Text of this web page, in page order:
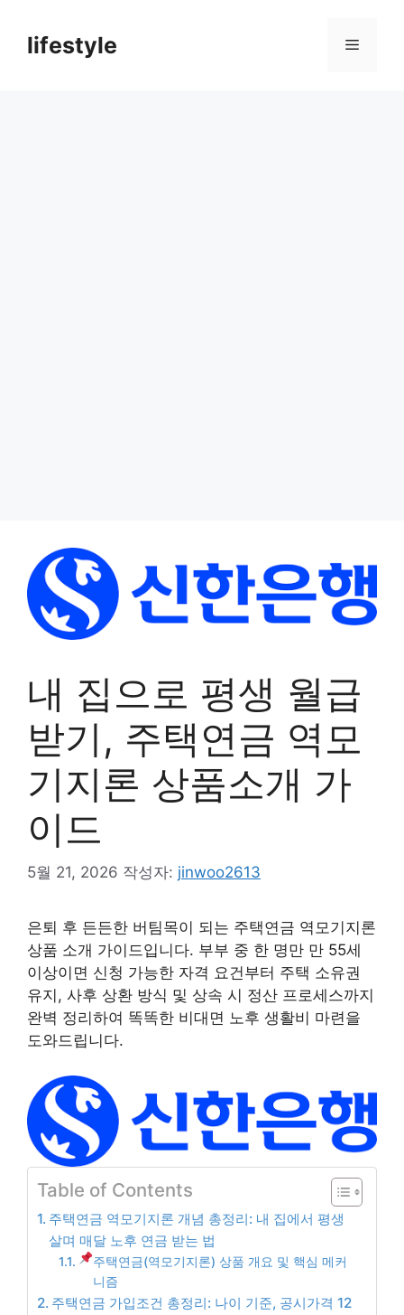
lifestyle 메
내 집으로 평생 월급
받기, 주택연금 역모
기지론 상품소개 가
이드
5월 21, 2026 작성자: jinwoo2613
은퇴 후 든든한 버팀목이 되는 주택연금 역모기지론
상품 소개 가이드입니다. 부부 중 한 명만 만 55세
이상이면 신청 가능한 자격 요건부터 주택 소유권
유지, 사후 상환 방식 및 상속 시 정산 프로세스까지
완벽 정리하여 똑똑한 비대면 노후 생활비 마련을
도와드립니다.
Table of Contents
주택연금 역모기지론 개념 총정리: 내 집에서 평생
살며 매달 노후 연금 받는 법
주택연금(역모기지론) 상품 개요 및 핵심 메커
니즘
주택연금 가입조건 총정리: 나이 기준, 공시가격 12